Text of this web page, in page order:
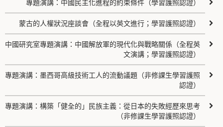
專題演講：中國民主化進程的約束條件（學習護照認證）
蒙古的人權狀況座談會（全程以英文進行；學習護照認證）
中國研究室專題演講：中國解放軍的現代化與戰略關係（全程英
文演講；學習護照認證）
專題演講：墨西哥高級技術工人的流動議題（非修課生學習護照
認證）
專題演講：構築「健全的」民族主義：從日本的失敗經歷來思考
（非修課生學習護照認證）